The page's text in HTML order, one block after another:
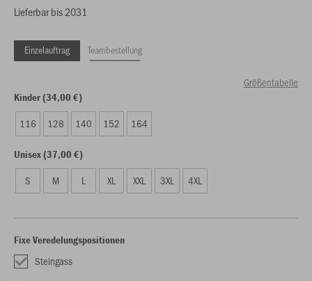
Lieferbar bis 2031
Einzelauftrag Teambestellung
Größentabelle
Kinder (34,00 €)
116 128 140 152 164
Unisex (37,00 €)
S M L XL XXL 3XL 4XL
Fixe Veredelungspositionen
Steingass